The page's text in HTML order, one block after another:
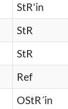
StR'in
StR
StR
Ref
OStR´in